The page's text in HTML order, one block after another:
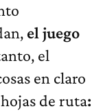
el juego
el
en claro
de ruta: